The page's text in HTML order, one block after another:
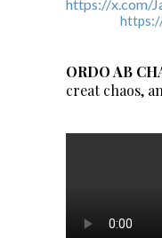
ORDO AB
creat chaos,